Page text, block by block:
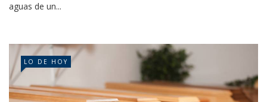
aguas de un...
LO DE HOY